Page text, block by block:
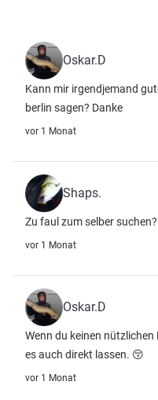
Oskar.D
Kann mir irgendjemand
berlin sagen? Danke
vor 1 Monat
Shaps.
Zu faul zum selber suchen?
vor 1 Monat
Oskar.D
Wenn du keinen
es auch direkt lassen. 😚
vor 1 Monat